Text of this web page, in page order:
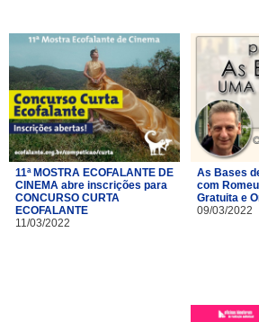
11ª MOSTRA ECOFALANTE DE
CINEMA abre inscrições para
CONCURSO CURTA
ECOFALANTE
11/03/2022
As Bases
com
Gratuita e
09/03/2022